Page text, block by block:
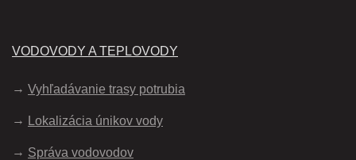
VODOVODY A TEPLOVODY
Vyhľadávanie trasy potrubia
Lokalizácia únikov vody
Správa vodovodov